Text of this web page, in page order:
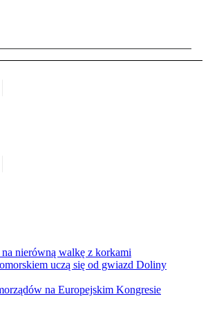
na nierówną walkę z korkami
uczą się od gwiazd Doliny
na Europejskim Kongresie